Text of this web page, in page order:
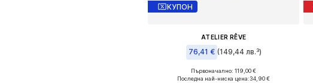
КУПОН
ATELIER RÊVE
76,41 € (149,44 лв.³)
Налични размери: 34, 36
Първоначално: 119,00 €
Последна най-ниска цена:34,90 €